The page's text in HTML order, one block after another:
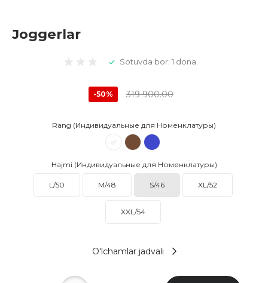
Joggerlar
Sotuvda bor: 1 dona.
-50% 319 900.00
Rang (Индивидуальные для Номенклатуры)
Hajmi (Индивидуальные для Номенклатуры)
L/50 M/48 S/46 XL/52
XXL/54
O'lchamlar jadvali